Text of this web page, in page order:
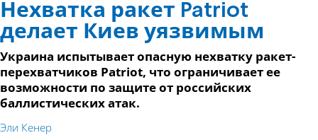
Нехватка ракет Patriot
делает Киев уязвимым
Украина испытывает опасную нехватку ракет-
перехватчиков Patriot, что ограничивает ее
возможности по защите от российских
баллистических атак.
Эли Кенер